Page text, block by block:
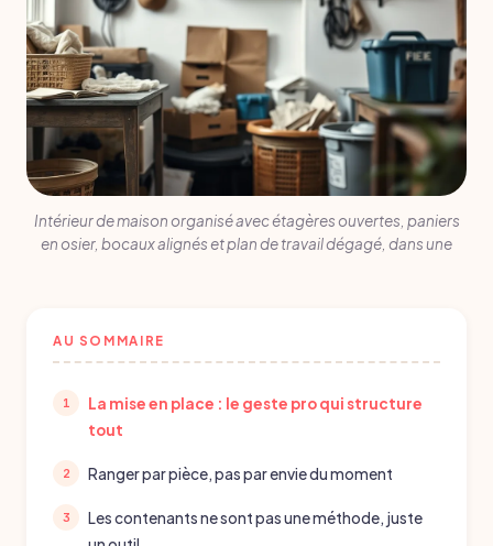
Intérieur de maison organisé avec étagères ouvertes, paniers
en osier, bocaux alignés et plan de travail dégagé, dans une
AU SOMMAIRE
La mise en place : le geste pro qui structure
tout
Ranger par pièce, pas par envie du moment
Les contenants ne sont pas une méthode, juste